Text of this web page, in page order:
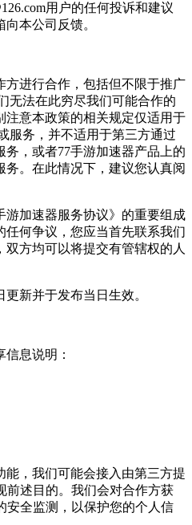
用户的任何投诉和建议
本公司反馈。
方进行合作，包括但不限于推广
无法在此穷尽我们可能合作的
注意本政策的相关规定仅适用于
服务，并不适用于第三方通过
务，或者77手游加速器产品上的
。在此情况下，建议您认真阅
游加速器服务协议》的重要组成
何争议，您应当首先联系我们
方均可以将提交有管辖权的人
新并于发布当日生效。
息说明：
能，我们可能会接入由第三方提
前述目的。我们会对合作方获
安全监测，以保护您的个人信